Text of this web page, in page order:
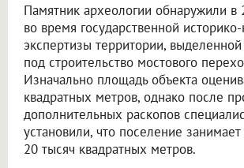
Памятник археологии обнаружили в
во время государственной историко-
экспертизы территории, выделенной
под строительство мостового
Изначально площадь объекта
квадратных метров, однако после
дополнительных раскопов
установили, что поселение
20 тысяч квадратных метров.